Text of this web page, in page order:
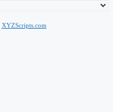
XYZScripts.com